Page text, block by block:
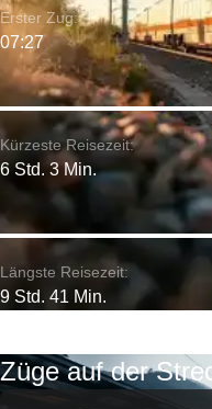
Kürzeste Reisezeit:
6 Std. 3 Min.
Erster Zug:
07:27
Längste Reisezeit:
9 Std. 41 Min.
Züge auf der